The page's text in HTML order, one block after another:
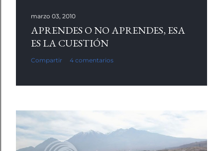
marzo 03, 2010
APRENDES O NO APRENDES, ESA
ES LA CUESTIÓN
Compartir 4 comentarios